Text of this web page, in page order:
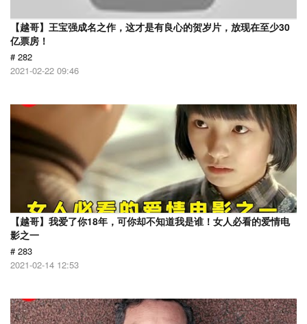
【越哥】王宝强成名之作，这才是有良心的贺岁片，放现在至少30
亿票房！
# 282
2021-02-22 09:46
【越哥】我爱了你18年，可你却不知道我是谁！女人必看的爱情电
影之一
# 283
2021-02-14 12:53